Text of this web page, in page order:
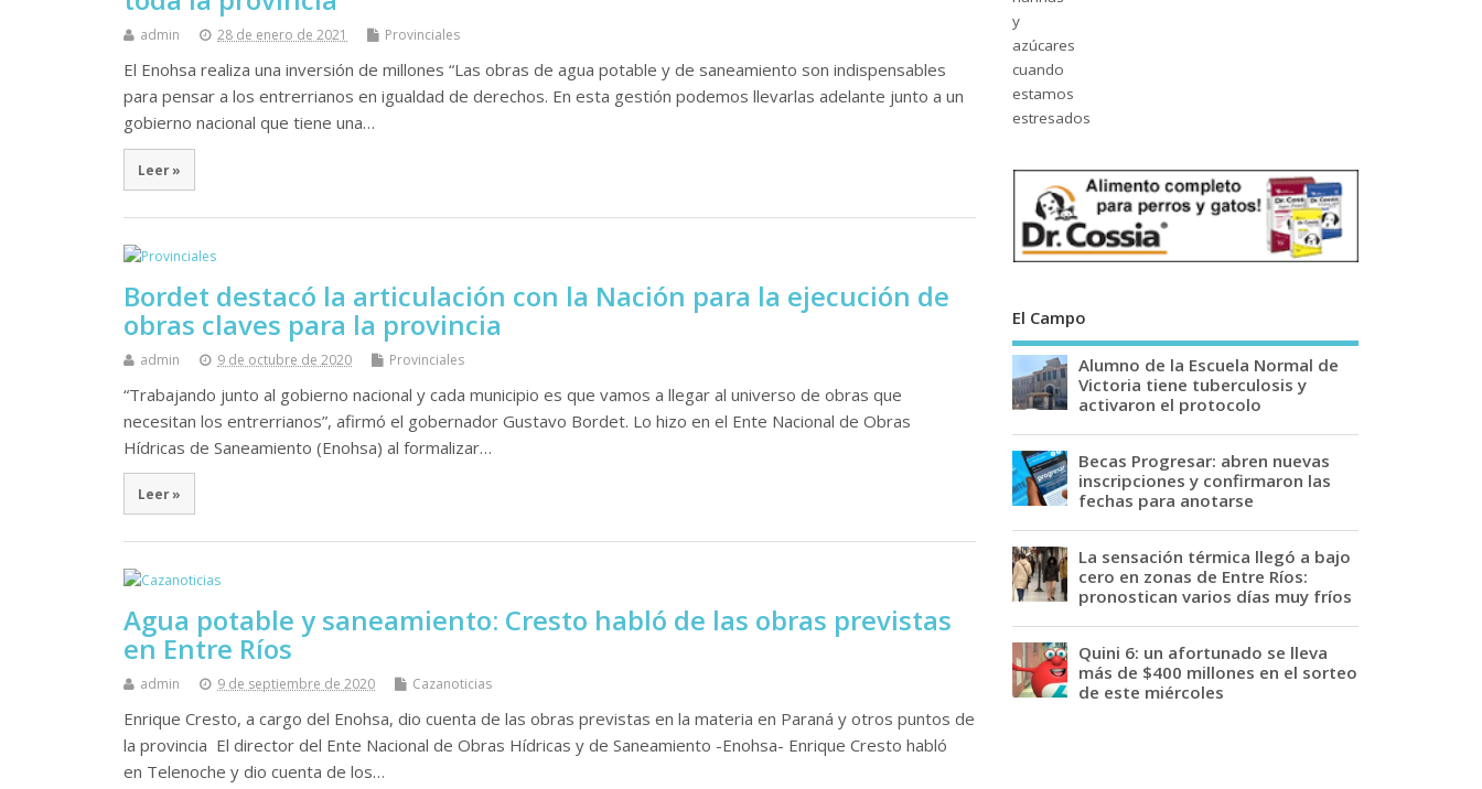
admin 28 de enero de 2021 Provinciales
El Enohsa realiza una inversión de millones “Las obras de agua potable y de saneamiento son indispensables
para pensar a los entrerrianos en igualdad de derechos. En esta gestión podemos llevarlas adelante junto a un
gobierno nacional que tiene una…
Leer »
Bordet destacó la articulación con la Nación para la ejecución de
obras claves para la provincia
admin 9 de octubre de 2020 Provinciales
“Trabajando junto al gobierno nacional y cada municipio es que vamos a llegar al universo de obras que
necesitan los entrerrianos”, afirmó el gobernador Gustavo Bordet. Lo hizo en el Ente Nacional de Obras
Hídricas de Saneamiento (Enohsa) al formalizar…
Leer »
Agua potable y saneamiento: Cresto habló de las obras previstas
en Entre Ríos
admin 9 de septiembre de 2020 Cazanoticias
Enrique Cresto, a cargo del Enohsa, dio cuenta de las obras previstas en la materia en Paraná y otros puntos de
la provincia El director del Ente Nacional de Obras Hídricas y de Saneamiento -Enohsa- Enrique Cresto habló
en Telenoche y dio cuenta de los…
El Campo
Alumno de la Escuela Normal de
Victoria tiene tuberculosis y
activaron el protocolo
Becas Progresar: abren nuevas
inscripciones y confirmaron las
fechas para anotarse
La sensación térmica llegó a bajo
cero en zonas de Entre Ríos:
pronostican varios días muy fríos
Quini 6: un afortunado se lleva
más de $400 millones en el sorteo
de este miércoles